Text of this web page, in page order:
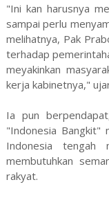
"Ini kan harusnya
sampai perlu
melihatnya, Pak
terhadap
meyakinkan
kerja kabinetnya,"
Ia pun
"Indonesia Bangkit"
Indonesia tengah
membutuhkan
rakyat.